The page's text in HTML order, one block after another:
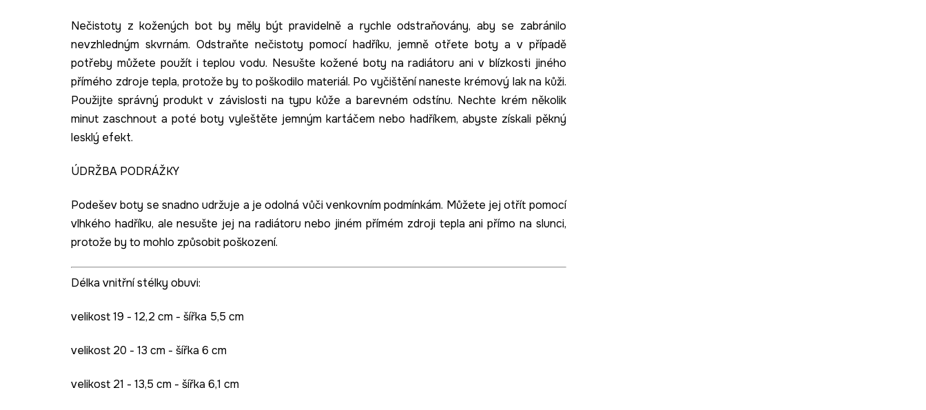
Nečistoty z kožených bot by měly být pravidelně a rychle odstraňovány, aby se zabránilo
nevzhledným skvrnám. Odstraňte nečistoty pomocí hadříku, jemně otřete boty a v případě
potřeby můžete použít i teplou vodu. Nesušte kožené boty na radiátoru ani v blízkosti jiného
přímého zdroje tepla, protože by to poškodilo materiál. Po vyčištění naneste krémový lak na kůži.
Použijte správný produkt v závislosti na typu kůže a barevném odstínu. Nechte krém několik
minut zaschnout a poté boty vyleštěte jemným kartáčem nebo hadříkem, abyste získali pěkný
lesklý efekt.
ÚDRŽBA PODRÁŽKY
Podešev boty se snadno udržuje a je odolná vůči venkovním podmínkám. Můžete jej otřít pomocí
vlhkého hadříku, ale nesušte jej na radiátoru nebo jiném přímém zdroji tepla ani přímo na slunci,
protože by to mohlo způsobit poškození.
Délka vnitřní stélky obuvi:
velikost 19 - 12,2 cm - šířka 5,5 cm
velikost 20 - 13 cm - šířka 6 cm
velikost 21 - 13,5 cm - šířka 6,1 cm